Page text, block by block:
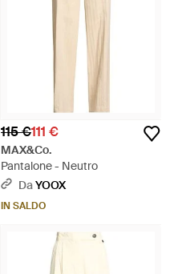
115 €111 €
MAX&Co.
Pantalone - Neutro
DaYOOX
IN SALDO